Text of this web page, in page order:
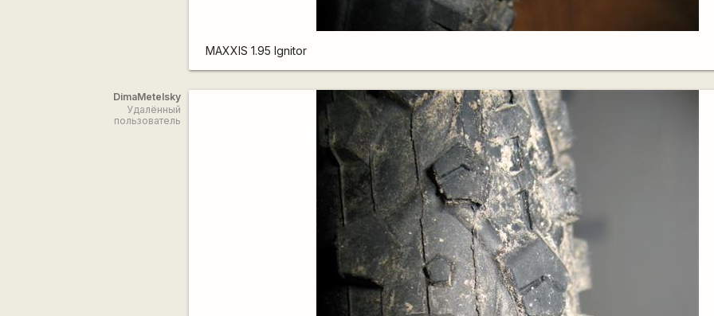
MAXXIS 1.95 Ignitor
DimaMetelsky
Удалённый
пользователь